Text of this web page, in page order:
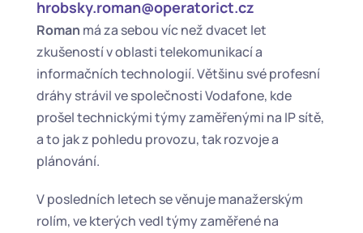
hrobsky.roman@operatorict.cz
Roman má za sebou víc než dvacet let
zkušeností v oblasti telekomunikací a
informačních technologií. Většinu své profesní
dráhy strávil ve společnosti Vodafone, kde
prošel technickými týmy zaměřenými na IP sítě,
a to jak z pohledu provozu, tak rozvoje a
plánování.
V posledních letech se věnuje manažerským
rolím, ve kterých vedl týmy zaměřené na